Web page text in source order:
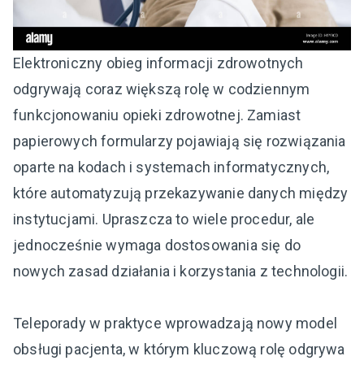
Elektroniczny obieg informacji zdrowotnych
odgrywają coraz większą rolę w codziennym
funkcjonowaniu opieki zdrowotnej. Zamiast
papierowych formularzy pojawiają się rozwiązania
oparte na kodach i systemach informatycznych,
które automatyzują przekazywanie danych między
instytucjami. Upraszcza to wiele procedur, ale
jednocześnie wymaga dostosowania się do
nowych zasad działania i korzystania z technologii.
Teleporady w praktyce wprowadzają nowy model
obsługi pacjenta, w którym kluczową rolę odgrywa